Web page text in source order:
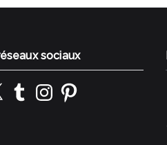
sociaux
TumblrInstagramPinterest